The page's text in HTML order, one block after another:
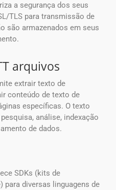
a segurança dos seus
TLS para transmissão de
são armazenados em seus
arquivos
extrair texto de
conteúdo de texto de
específicas. O texto
análise, indexação
de dados.
SDKs (kits de
para diversas linguagens de